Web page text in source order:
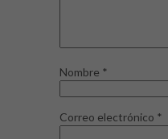
Nombre *
Correo electrónico *